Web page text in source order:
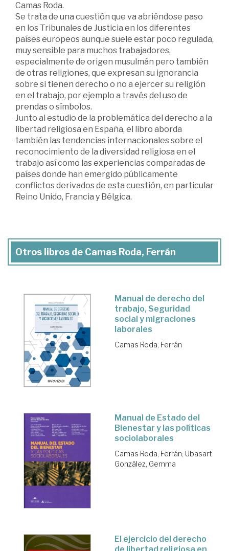
Camas Roda.
Se trata de una cuestión que va abriéndose paso
en los Tribunales de Justicia en los diferentes
países europeos aunque suele estar poco regulada,
muy sensible para muchos trabajadores,
especialmente de origen musulmán pero también
de otras religiones, que expresan su ignorancia
sobre si tienen derecho o no a ejercer su religión
en el trabajo, por ejemplo a través del uso de
prendas o símbolos.
Junto al estudio de la problemática del derecho a la
libertad religiosa en España, el libro aborda
también las tendencias internacionales sobre el
reconocimiento de la diversidad religiosa en el
trabajo así como las experiencias comparadas de
países donde han emergido públicamente
conflictos derivados de esta cuestión, en particular
Reino Unido, Francia y Bélgica.
Otros libros de Camas Roda, Ferrán
Manual de derecho del
trabajo, Seguridad
social y migraciones
laborales
Camas Roda, Ferrán
Manual de Estado del
Bienestar y las políticas
sociolaborales
Camas Roda, Ferrán; Ubasart
González, Gemma
El ejercicio del derecho
de libertad religiosa en